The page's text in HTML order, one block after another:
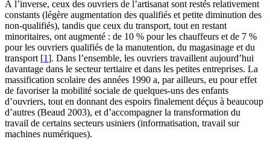
À l’inverse, ceux des ouvriers de l’artisanat sont restés relativement
constants (légère augmentation des qualifiés et petite diminution des
non-qualifiés), tandis que ceux du transport, tout en restant
minoritaires, ont augmenté : de 10 % pour les chauffeurs et de 7 %
pour les ouvriers qualifiés de la manutention, du magasinage et du
transport [1]. Dans l’ensemble, les ouvriers travaillent aujourd’hui
davantage dans le secteur tertiaire et dans les petites entreprises. La
massification scolaire des années 1990 a, par ailleurs, eu pour effet
de favoriser la mobilité sociale de quelques-uns des enfants
d’ouvriers, tout en donnant des espoirs finalement déçus à beaucoup
d’autres (Beaud 2003), et d’accompagner la transformation du
travail de certains secteurs usiniers (informatisation, travail sur
machines numériques).